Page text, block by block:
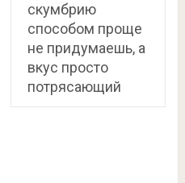
скумбрию
способом проще
не придумаешь, а
вкус просто
потрясающий